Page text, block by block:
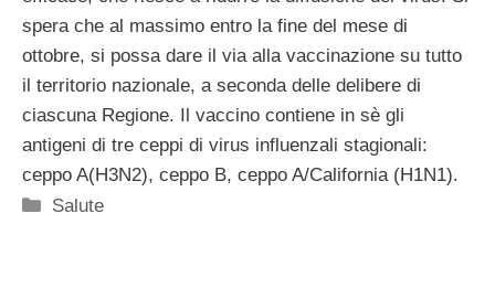
spera che al massimo entro la fine del mese di
ottobre, si possa dare il via alla vaccinazione su tutto
il territorio nazionale, a seconda delle delibere di
ciascuna Regione. Il vaccino contiene in sè gli
antigeni di tre ceppi di virus influenzali stagionali:
ceppo A(H3N2), ceppo B, ceppo A/California (H1N1).
Categorie
Salute